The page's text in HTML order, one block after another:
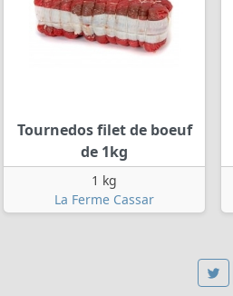
Tournedos filet de boeuf
de 1kg
1 kg
La Ferme Cassar